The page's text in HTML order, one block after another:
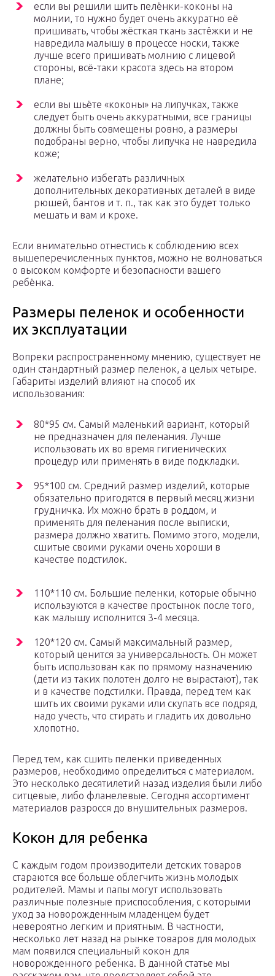
если вы решили шить пелёнки-коконы на
молнии, то нужно будет очень аккуратно её
пришивать, чтобы жёсткая ткань застёжки и не
навредила малышу в процессе носки, также
лучше всего пришивать молнию с лицевой
стороны, всё-таки красота здесь на втором
плане;
если вы шьёте «коконы» на липучках, также
следует быть очень аккуратными, все границы
должны быть совмещены ровно, а размеры
подобраны верно, чтобы липучка не навредила
коже;
желательно избегать различных
дополнительных декоративных деталей в виде
рюшей, бантов и т. п., так как это будет только
мешать и вам и крохе.
Если внимательно отнестись к соблюдению всех
вышеперечисленных пунктов, можно не волноваться
о высоком комфорте и безопасности вашего
ребёнка.
Размеры пеленок и особенности
их эксплуатации
Вопреки распространенному мнению, существует не
один стандартный размер пеленок, а целых четыре.
Габариты изделий влияют на способ их
использования:
80*95 см. Самый маленький вариант, который
не предназначен для пеленания. Лучше
использовать их во время гигиенических
процедур или применять в виде подкладки.
95*100 см. Средний размер изделий, которые
обязательно пригодятся в первый месяц жизни
грудничка. Их можно брать в роддом, и
применять для пеленания после выписки,
размера должно хватить. Помимо этого, модели,
сшитые своими руками очень хороши в
качестве подстилок.
110*110 см. Большие пеленки, которые обычно
используются в качестве простынок после того,
как малышу исполнится 3-4 месяца.
120*120 см. Самый максимальный размер,
который ценится за универсальность. Он может
быть использован как по прямому назначению
(дети из таких полотен долго не вырастают), так
и в качестве подстилки. Правда, перед тем как
шить их своими руками или скупать все подряд,
надо учесть, что стирать и гладить их довольно
хлопотно.
Перед тем, как сшить пеленки приведенных
размеров, необходимо определиться с материалом.
Это несколько десятилетий назад изделия были либо
ситцевые, либо фланелевые. Сегодня ассортимент
материалов разросся до внушительных размеров.
Кокон для ребенка
С каждым годом производители детских товаров
стараются все больше облегчить жизнь молодых
родителей. Мамы и папы могут использовать
различные полезные приспособления, с которыми
уход за новорожденным младенцем будет
невероятно легким и приятным. В частности,
несколько лет назад на рынке товаров для молодых
мам появился специальный кокон для
новорожденного ребенка. В данной статье мы